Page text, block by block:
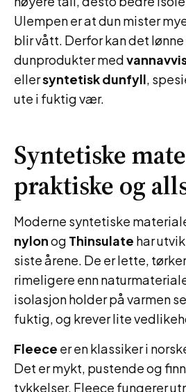
Ulempen er at dun mister
blir vått. Derfor kan det
dunprodukter med
ellersyntetisk dunfyll,
ute i fuktig vær.
Syntetiske
praktiske og
Moderne syntetiske
nylonog Thinsulate har
siste årene. De er lette,
rimeligere enn
isolasjon holder på varmen
fuktig, og krever lite
Fleece er en klassiker i
Det er mykt, pustende og
tykkelser. Fleece fungerer